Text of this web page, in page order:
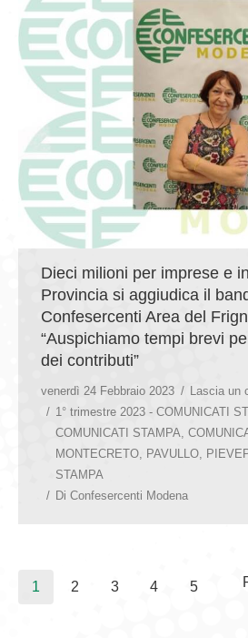
Dieci milioni per imprese e
Provincia si aggiudica il
Confesercenti Area del
“Auspichiamo tempi brevi
dei contributi”
venerdì 24 Febbraio 2023
Lascia un
1° trimestre 2023 - COMUNICATI
COMUNICATI STAMPA
MONTECRETO PAVULLO
STAMPA
Di Confesercenti Modena
1 2 3 4 5